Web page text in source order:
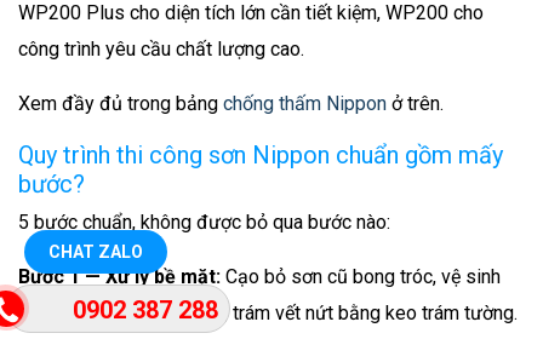
WP200 Plus cho diện tích lớn cần tiết kiệm, WP200 cho
công trình yêu cầu chất lượng cao.
Xem đầy đủ trong bảng chống thấm Nippon ở trên.
Quy trình thi công sơn Nippon chuẩn gồm mấy
bước?
5 bước chuẩn, không được bỏ qua bước nào:
Bước 1 — Xử lý bề mặt: Cạo bỏ sơn cũ bong tróc, vệ sinh
sạch bụi bẩn và rêu mốc, trám vết nứt bằng keo trám tường.
CHAT ZALO
0902 387 288